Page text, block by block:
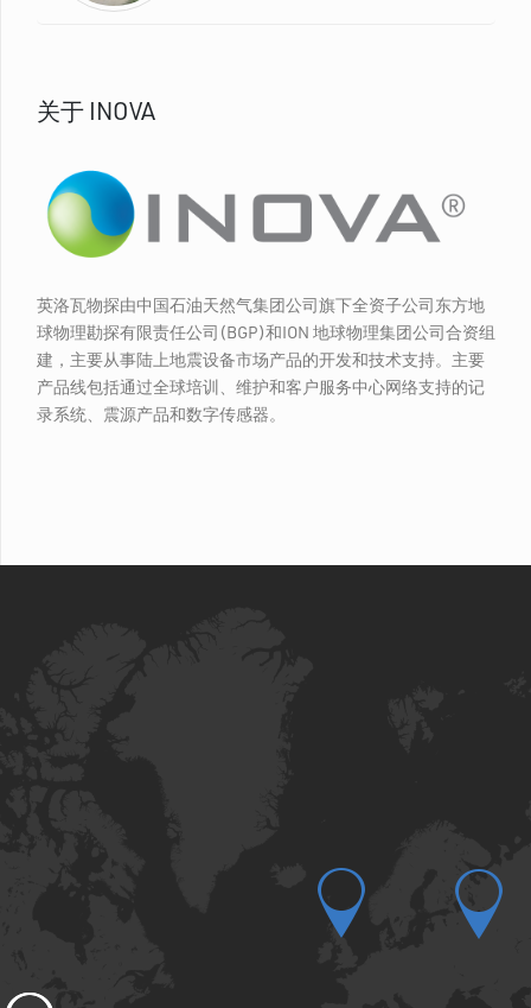
关于 INOVA
英洛瓦物探由中国石油天然气集团公司旗下全资子公司东方地
球物理勘探有限责任公司(BGP)和ION 地球物理集团公司合资组
建，主要从事陆上地震设备市场产品的开发和技术支持。主要
产品线包括通过全球培训、维护和客户服务中心网络支持的记
录系统、震源产品和数字传感器。